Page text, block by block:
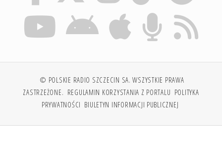
© POLSKIE RADIO SZCZECIN SA. WSZYSTKIE PRAWA
ZASTRZEŻONE. REGULAMIN KORZYSTANIA Z PORTALU POLITYKA
PRYWATNOŚCI BIULETYN INFORMACJI PUBLICZNEJ